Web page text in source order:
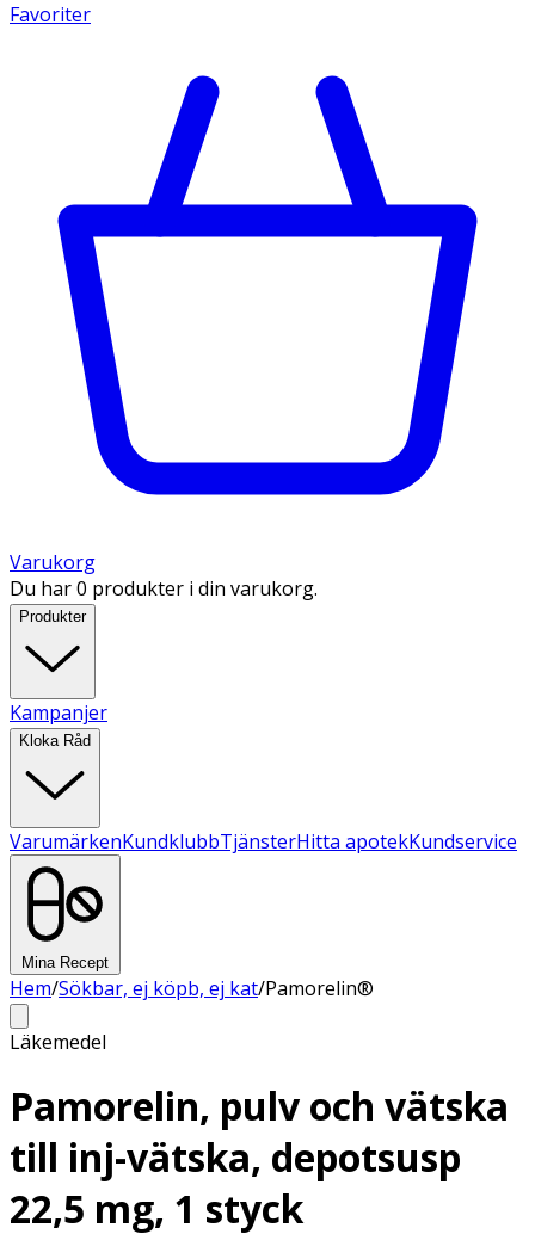
Favoriter
Varukorg
Du har 0 produkter i din varukorg.
Produkter
Kampanjer
Kloka Råd
VarumärkenKundklubbTjänsterHitta apotekKundservice
Mina Recept
Hem/Sökbar, ej köpb, ej kat/Pamorelin®
Läkemedel
Pamorelin, pulv och vätska
till inj-vätska, depotsusp
22,5 mg, 1 styck